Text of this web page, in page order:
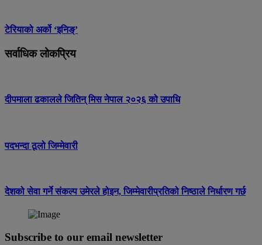
टेरियाको अर्को ‘इनिङ्’
सर्वाधिक लोकप्रिय
दीपमाला ढकालले जितिन् मिस नेपाल २०२६ को उपाधि
पदभन्दा ठूलो जिम्मेवारी
देशको सेवा गर्ने संकल्प उमेरले होइन, जिम्मेवारीप्रतिको निष्ठाले निर्धारण गर्छ
Subscribe to our email newsletter